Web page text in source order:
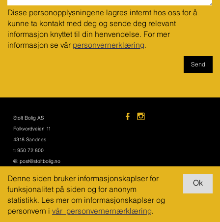
Disse personopplysningene lagres internt hos oss for å
kunne ta kontakt med deg og sende deg relevant
informasjon knyttet til din henvendelse. For mer
informasjon se vår personvernerklæring.
Stolt Bolig AS
Folkvordveien 11
4318 Sandnes
t: 950 72 800
@: post@stoltbolig.no
Design og utvikling:
Denne siden bruker informasjonskaplser for
funksjonalitet på siden og for anonym
statistikk. Les mer om informasjonskaplser og
personvern i vår personvernernærklæring.